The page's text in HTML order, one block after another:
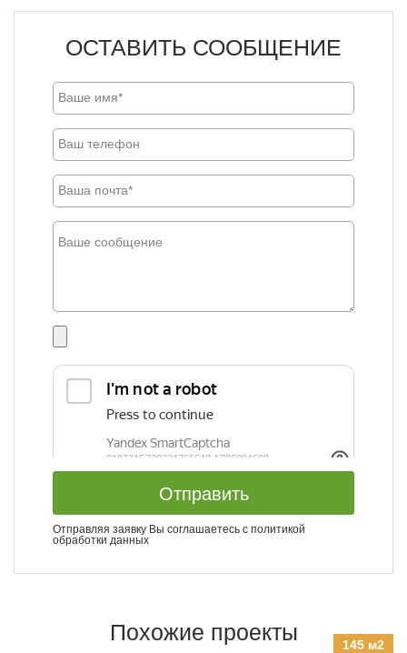
ОСТАВИТЬ СООБЩЕНИЕ
Отправить
Отправляя заявку Вы соглашаетесь с политикой
обработки данных
Похожие проекты 145 м2